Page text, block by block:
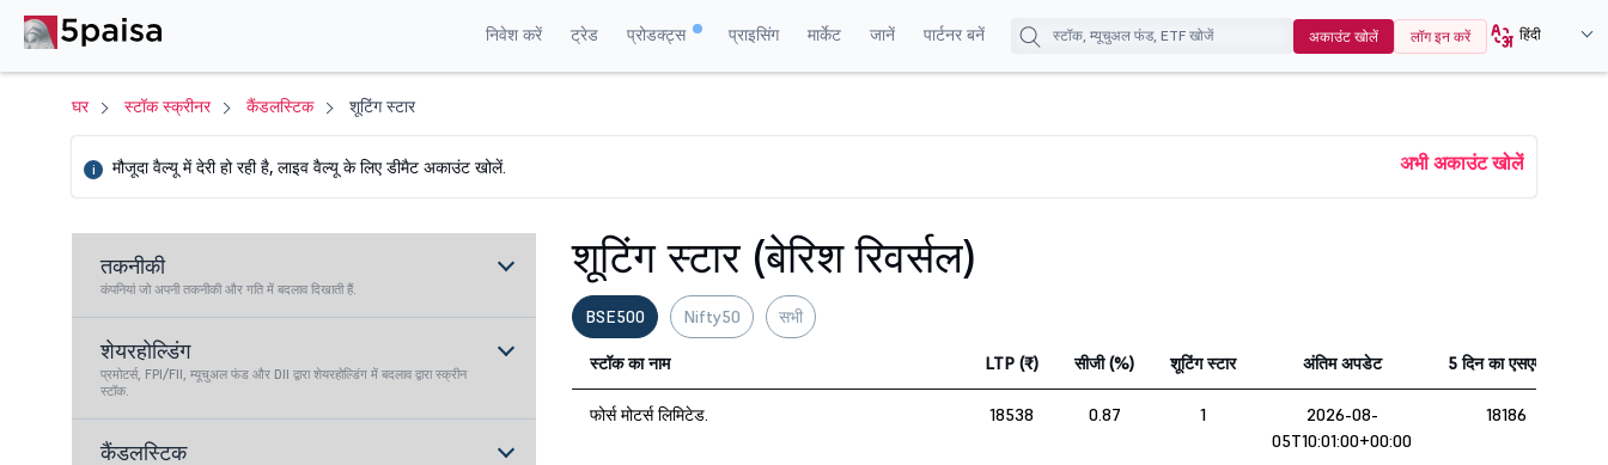
निवेश करें ट्रेड प्रोडक्ट्स प्राइसिंग मार्केट जानें पार्टनर बनें अकाउंट खोलें लॉग इन करें हिंदी
घर स्टॉक स्क्रीनर कैंडलस्टिक शूटिंग स्टार
i मौजूदा वैल्यू में देरी हो रही है, लाइव वैल्यू के लिए डीमैट अकाउंट खोलें. अभी अकाउंट खोलें
तकनीकी
कंपनियां जो अपनी तकनीकी और गति में बदलाव दिखाती हैं.
शेयरहोल्डिंग
प्रमोटर्स, FPI/FII, म्यूचुअल फंड और DII द्वारा शेयरहोल्डिंग में बदलाव द्वारा स्क्रीन
स्टॉक.
कैंडलस्टिक
शूटिंग स्टार (बेरिश रिवर्सल)
BSE500 Nifty50 सभी
स्टॉक का नाम LTP (₹) सीजी (%) शूटिंग स्टार अंतिम अपडेट 5 दिन का एसएमए रु
फोर्स मोटर्स लिमिटेड. 18538 0.87 1
2026-08-
05T10:01:00+00:00
18186